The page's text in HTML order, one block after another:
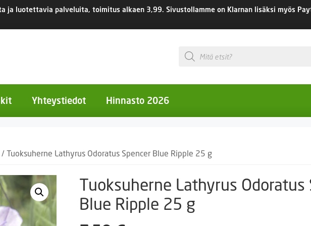
ja luotettavia palveluita, toimitus alkaen 3,99. Sivustollamme on Klarnan lisäksi myös
Products
search
kukat
Yhteystiedot Hinnasto 2026
/ Tuoksuherne Lathyrus Odoratus Spencer Blue Ripple 25 g
Tuoksuherne Lathyrus Odoratus
Blue Ripple 25 g